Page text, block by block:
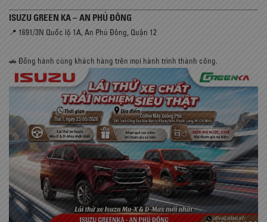
ISUZU GREEN KA – AN PHÚ ĐÔNG
📍 1691/3N Quốc lộ 1A, An Phú Đông, Quận 12
🚗 Đồng hành cùng khách hàng trên mọi hành trình thành công.